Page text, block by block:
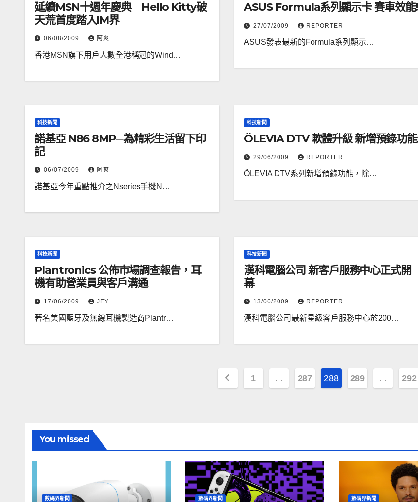
延續MSN十週年慶典 Hello Kitty破
天荒首度踏入IM界
06/08/2009 阿爽
香港MSN旗下用戶人數全港稱冠的Wind…
ASUS Formula系列顯示卡 賽車效能!
27/07/2009 REPORTER
ASUS發表最新的Formula系列顯示…
科技新聞
諾基亞 N86 8MP─為精彩生活留下印
記
06/07/2009 阿爽
諾基亞今年重點推介之Nseries手機N…
科技新聞
ÖLEVIA DTV 軟體升級 新增預錄功能
29/06/2009 REPORTER
ÖLEVIA DTV系列新增預錄功能，除…
科技新聞
Plantronics 公佈市場調查報告，耳
機有助營業員與客戶溝通
17/06/2009 JEY
著名美國藍牙及無線耳機製造商Plantr…
科技新聞
漢科電腦公司 新客戶服務中心正式開
幕
13/06/2009 REPORTER
漢科電腦公司最新星級客戶服務中心於200…
文
1 … 287 288 289 … 292
You missed
數碼界新聞 數碼界新聞 數碼界新聞